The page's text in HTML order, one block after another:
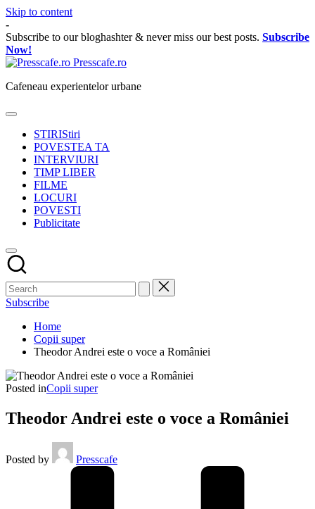
Skip to content
-
Subscribe to our bloghashter & never miss our best posts. Subscribe
Now!
Presscafe.ro
Cafeneau experientelor urbane
STIRIStiri
POVESTEA TA
INTERVIURI
TIMP LIBER
FILME
LOCURI
POVESTI
Publicitate
Subscribe
Home
Copii super
Theodor Andrei este o voce a României
Posted inCopii super
Theodor Andrei este o voce a României
Posted by Presscafe